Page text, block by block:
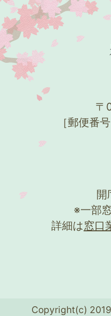
〒
［郵便番
開
※一部
詳細は窓口
Copyright(c)